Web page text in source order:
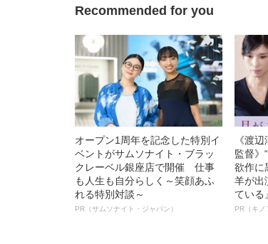
Recommended for you
オープン1周年を記念した特別イ
ベントがサムソナイト・ブラッ
クレーベル銀座店で開催 仕事
も人生も自分らしく～笑顔あふ
れる特別対談～
PR（サムソナイト・ジャパン）
《渡
監督》
欲作に
羊が出
ている
PR（キノ